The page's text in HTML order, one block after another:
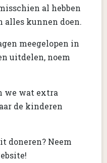
al hebben
alles kunnen doen.
meegelopen in
uitdelen, noem
we wat extra
de kinderen
doneren? Neem